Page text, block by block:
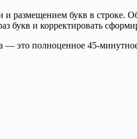
и размещением букв в строке.
букв и корректировать
это полноценное 45-